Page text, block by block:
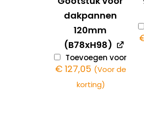
dakpannen
120mm
(B78xH98)
Toevoegen voor
€ 127,05 (Voor de
korting)